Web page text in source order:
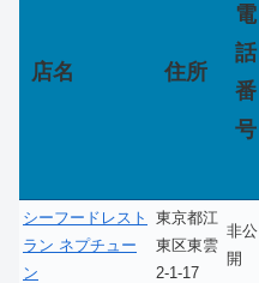
店名 住所
電
話
番
号
シーフードレスト
ラン ネプチュー
ン
東京都江
東区東雲
2-1-17
非公
開